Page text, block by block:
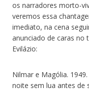
os narradores morto-
veremos essa
imediato, na cena
anunciado de caras no
Evilázio:
Nilmar e Magólia.
noite sem lua antes de